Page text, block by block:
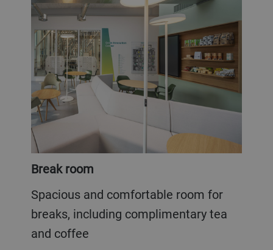
Break room
Spacious and comfortable room for
breaks, including complimentary tea
and coffee